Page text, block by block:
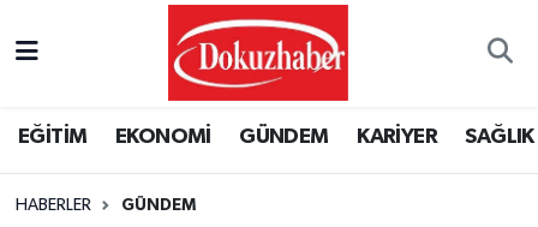
EĞİTİM EKONOMİ GÜNDEM KARİYER SAĞLIK
HABERLER GÜNDEM
Puan Durumu ve Fikstür